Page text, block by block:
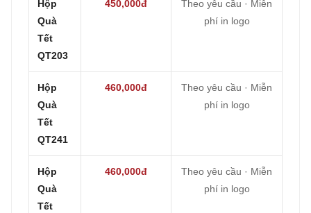
Hộp
Quà
Tết
QT203
450,000đ
Theo yêu cầu · Miễn
phí in logo
Hộp
Quà
Tết
QT241
460,000đ
Theo yêu cầu · Miễn
phí in logo
Hộp
Quà
Tết
460,000đ
Theo yêu cầu · Miễn
phí in logo